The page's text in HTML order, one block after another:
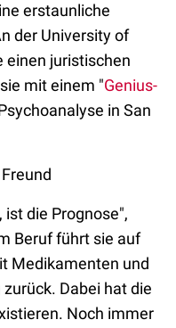
erstaunliche
der University of
einen juristischen
mit einem "Genius-
in San
die Prognose",
Beruf führt sie auf
Medikamenten und
Dabei hat die
Noch immer